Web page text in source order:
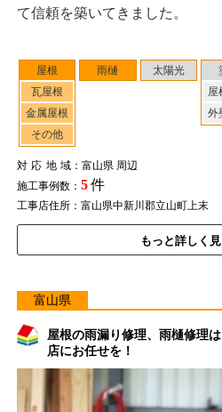
屋根
瓦屋根
金属屋根
その他
雨樋 太陽光
屋
外
対応地域：富山県 周辺
施工事例数： 5件
工事店住所：富山県中新川郡立山町上末
もっと詳しく
て信頼を築いてきました。
富山県
屋根の雨漏り修理、雨樋修理
店にお任せを！